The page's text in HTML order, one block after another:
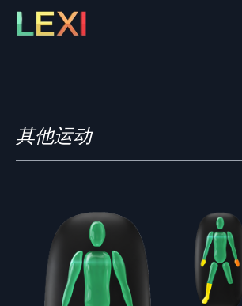
Skip
其他运动